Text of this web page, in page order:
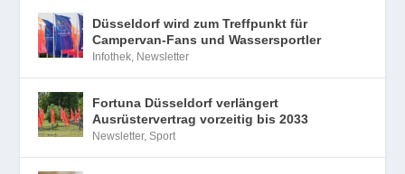
Düsseldorf wird zum Treffpunkt für
Campervan-Fans und Wassersportler
Infothek, Newsletter
Fortuna Düsseldorf verlängert
Ausrüstervertrag vorzeitig bis 2033
Newsletter,Sport